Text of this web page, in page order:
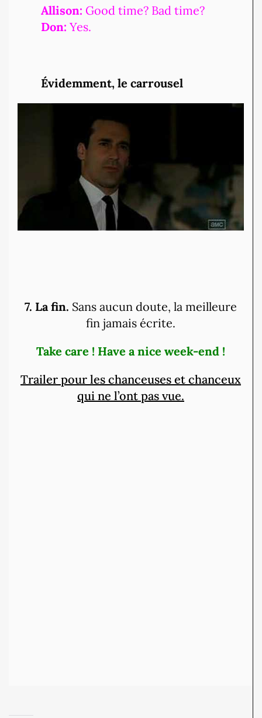
Allison: Good time? Bad time?
Don: Yes.
Évidemment, le carrousel
7. La fin. Sans aucun doute, la meilleure
fin jamais écrite.
Take care ! Have a nice week-end !
Trailer pour les chanceuses et chanceux
qui ne l’ont pas vue.